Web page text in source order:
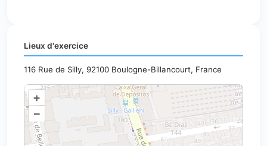
Lieux d'exercice
116 Rue de Silly, 92100 Boulogne-Billancourt, France
+
–